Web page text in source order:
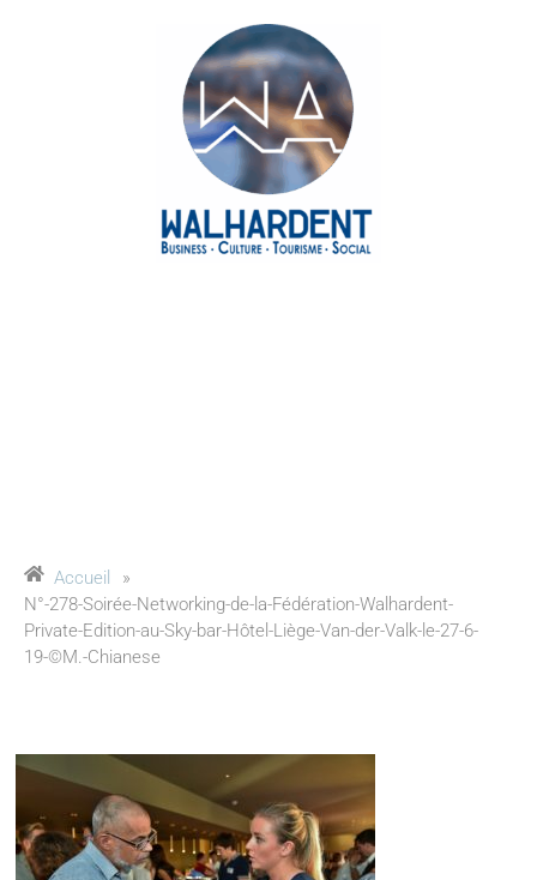
Accueil
»
N°-278-Soirée-Networking-de-la-Fédération-Walhardent-
Private-Edition-au-Sky-bar-Hôtel-Liège-Van-der-Valk-le-27-6-
19-©M.-Chianese